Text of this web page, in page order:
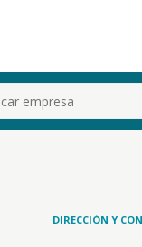
DIRECCIÓN Y